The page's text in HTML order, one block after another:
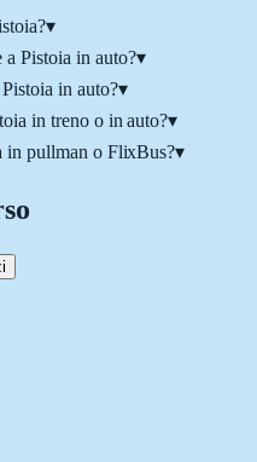
▾
Pistoia in auto?▾
in auto?▾
in treno o in auto?▾
in pullman o FlixBus?▾